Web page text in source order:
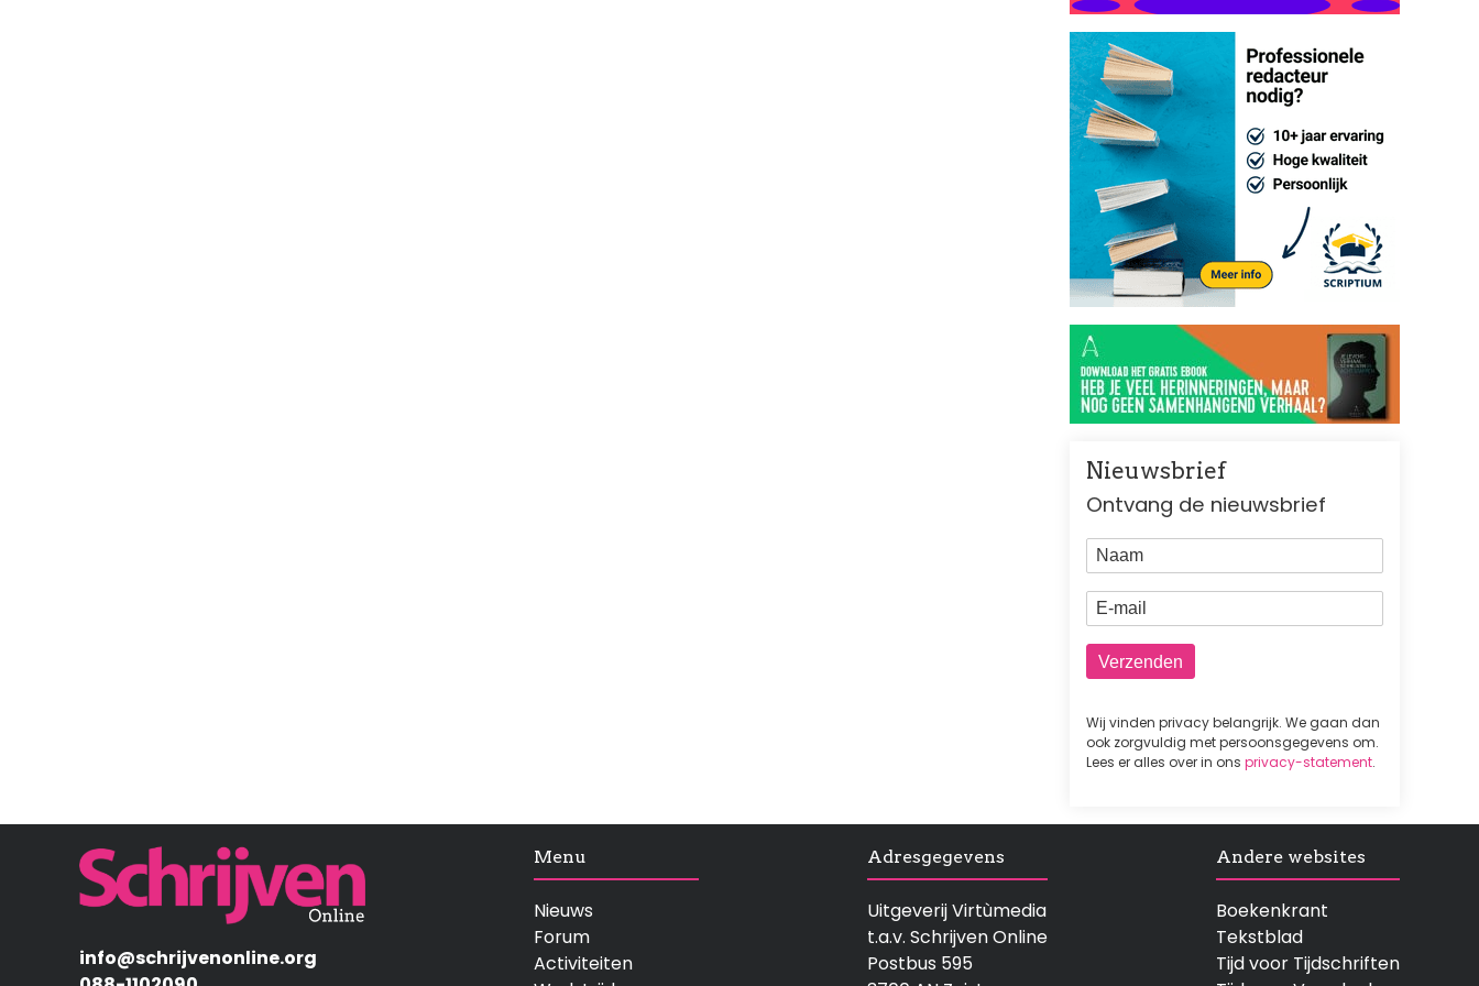
Nieuwsbrief
Ontvang de nieuwsbrief
Naam
E-mail
Wij vinden privacy belangrijk. We gaan dan
ook zorgvuldig met persoonsgegevens om.
Lees er alles over in ons privacy-statement.
Afbeelding
info@schrijvenonline.org
Menu
Nieuws
Forum
Activiteiten
Adresgegevens
Uitgeverij Virtùmedia
t.a.v. Schrijven Online
Postbus 595
Andere websites
Boekenkrant
Tekstblad
Tijd voor Tijdschriften